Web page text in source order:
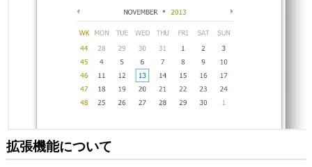
拡張機能について